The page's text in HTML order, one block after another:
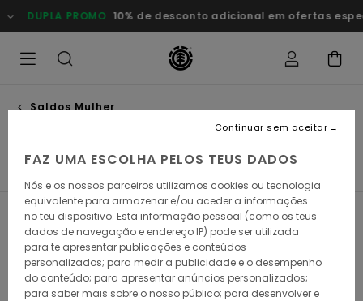
para
a
produtos
DUPLA PROMO 10% de desconto adicional em ofertas
Saldos Mulher
Filtrar e Ordenar 7Resultados
Avançar
para
procurar
critérios
Avançar
para
ordenar
FAZ UMA ESCOLHA PELOS TEUS DADOS
Nós e os nossos parceiros utilizamos cookies ou tecnologia
equivalente para armazenar e/ou aceder a informações
no teu dispositivo. Esta informação pessoal (como os teus
dados de navegação e endereço IP) pode ser utilizada
para te apresentar publicações e conteúdos
personalizados; para medir a publicidade e o desempenho
do conteúdo; para apresentar anúncios personalizados;
para saber mais sobre o nosso público; para desenvolver e
Continuar sem aceitar